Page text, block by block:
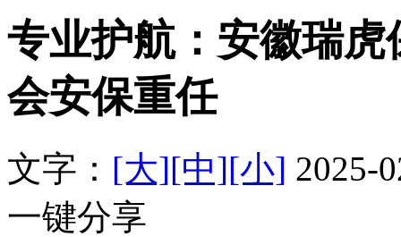
专业护航：安徽瑞
会安保重任
文字： [大][中][小] 2025-
一键分享